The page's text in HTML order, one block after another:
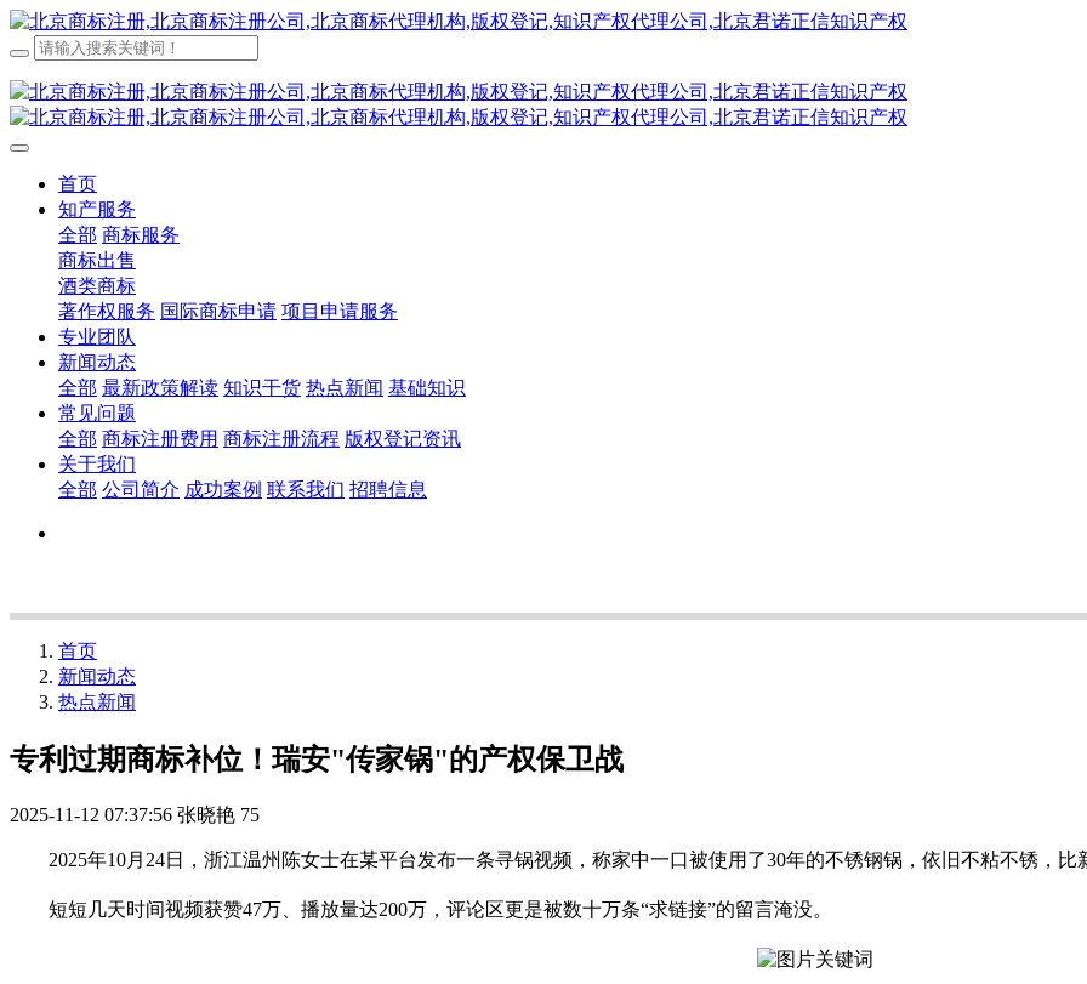
首页
知产服务
全部 商标服务
商标出售
酒类商标
著作权服务 国际商标申请 项目申请服务
专业团队
新闻动态
全部 最新政策解读 知识干货 热点新闻 基础知识
常见问题
全部 商标注册费用 商标注册流程 版权登记资讯
关于我们
全部 公司简介 成功案例 联系我们 招聘信息
首页
新闻动态
热点新闻
专利过期商标补位！瑞安"传家锅"的产权保卫战
2025-11-12 07:37:56 张晓艳 75
2025年10月24日，浙江温州陈女士在某平台发布一条寻锅视频，称家中一口被使用了30年的不锈钢锅，依旧不粘不锈，比
短短几天时间视频获赞47万、播放量达200万，评论区更是被数十万条“求链接”的留言淹没。